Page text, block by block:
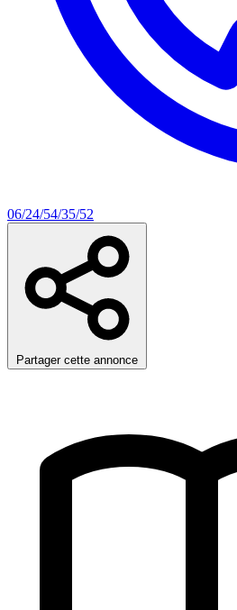
06/24/54/35/52
Partager cette annonce